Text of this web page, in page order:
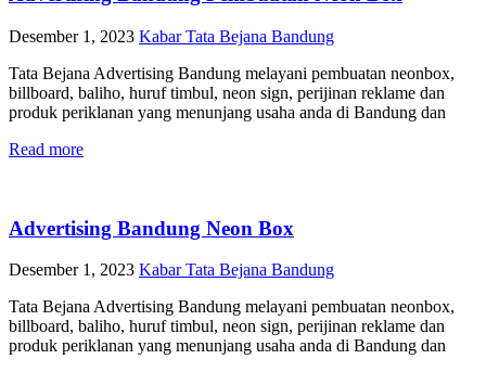
Desember 1, 2023 Kabar Tata Bejana Bandung
Tata Bejana Advertising Bandung melayani pembuatan neonbox,
billboard, baliho, huruf timbul, neon sign, perijinan reklame dan
produk periklanan yang menunjang usaha anda di Bandung dan
Read more
Advertising Bandung Neon Box
Desember 1, 2023 Kabar Tata Bejana Bandung
Tata Bejana Advertising Bandung melayani pembuatan neonbox,
billboard, baliho, huruf timbul, neon sign, perijinan reklame dan
produk periklanan yang menunjang usaha anda di Bandung dan